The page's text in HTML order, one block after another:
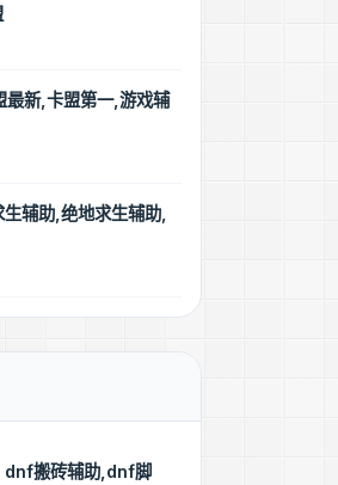
新,卡盟第一,游戏辅
辅助,绝地求生辅助,
dnf搬砖辅助,dnf脚